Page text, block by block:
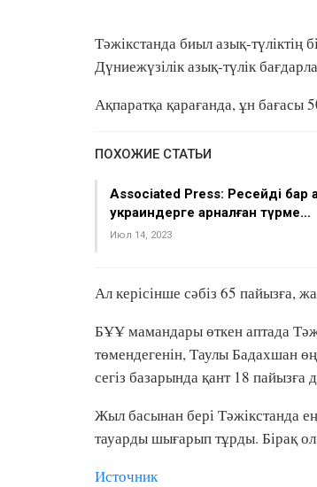
Тәжікстанда биыл азық-
Дүниежүзілік азық-түлік
Ақпаратқа қарағанда, ұн бағасы
ПОХОЖИЕ СТАТЬИ
Associated Press: Ресейдің бар
украиндерге арналған түрме…
Июл 14, 2023
Ал керісінше сәбіз 65 пайызға,
БҰҰ мамандары өткен аптада
төмендегенін, Таулы Бадахшан
сегіз базарында қант 18 пайызға
Жыл басынан бері Тәжікстанда
тауарды шығарып тұрды. Бірақ ол
Источник